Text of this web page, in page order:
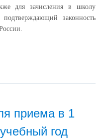
для зачисления в школу
законность
приема в 1
год